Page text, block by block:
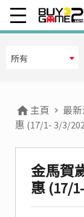
所有
主頁 最
惠 (17/1- 3/3/
金馬賀
惠 (17/